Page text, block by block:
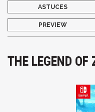
ASTUCES
PREVIEW
THE LEGEND OF